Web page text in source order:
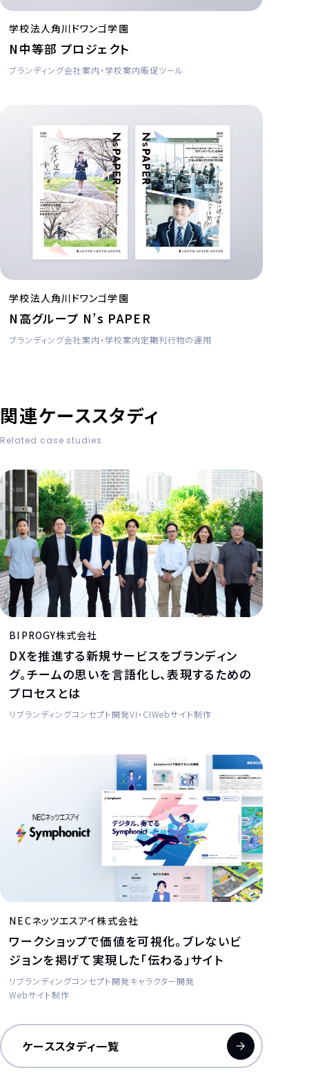
学校法人角川ドワンゴ学園
N中等部 プロジェクト
ブランディング会社案内・学校案内販促ツール
学校法人角川ドワンゴ学園
N高グループ N’s PAPER
ブランディング会社案内・学校案内定期刊行物の運用
関連ケーススタディ
Related case studies
BIPROGY株式会社
DXを推進する新規サービスをブランディン
グ。チームの思いを言語化し、表現するための
プロセスとは
リブランディングコンセプト開発VI・CIWebサイト制作
NECネッツエスアイ株式会社
ワークショップで価値を可視化。ブレないビ
ジョンを掲げて実現した「伝わる」サイト
リブランディングコンセプト開発キャラクター開発
Webサイト制作
ケーススタディ一覧